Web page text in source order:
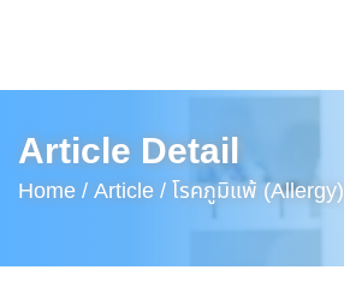
Article Detail
Home /Article /โรคภูมิแพ้ (Allergy)